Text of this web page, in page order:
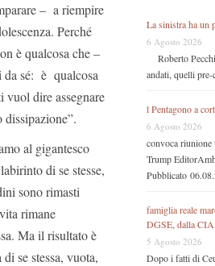
– a riempire
Perché
è qualcosa che –
da sé: è qualcosa
vuol dire assegnare
al gigantesco
di se stesse,
sono rimasti
rimane
Ma il risultato è
se stessa, vuota,
La sinistra ha un
6 Agosto 2026
Roberto
andati, quelli
l Pentagono a
6 Agosto 2026
convoca riunione
Trump
Pubblicato
famiglia reale
DGSE, dalla
5 Agosto 2026
Dopo i fatti di